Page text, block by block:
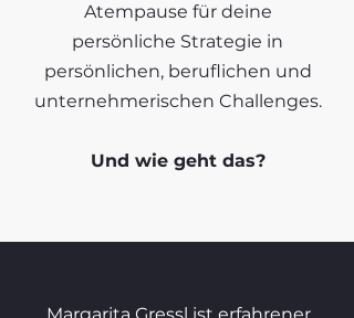
Atempause für deine
persönliche Strategie in
persönlichen, beruflichen und
unternehmerischen Challenges.
Und wie geht das?